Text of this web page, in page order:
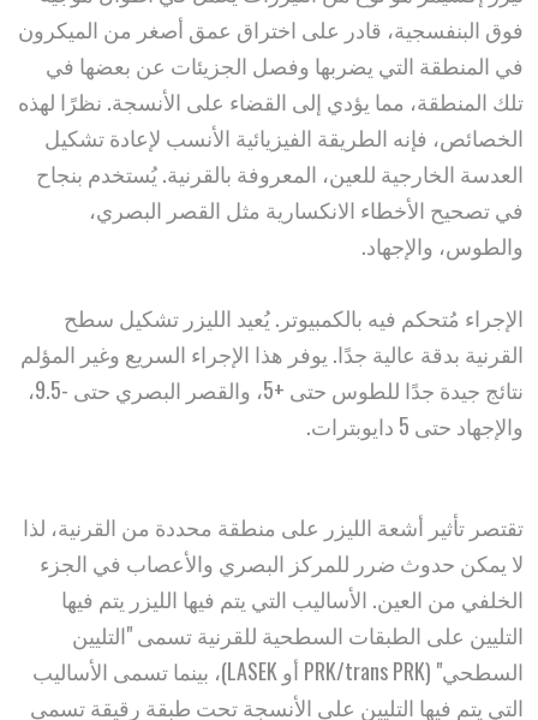
فوق البنفسجية، قادر على اختراق عمق أصغر من الميكرون
في المنطقة التي يضربها وفصل الجزيئات عن بعضها في
تلك المنطقة، مما يؤدي إلى القضاء على الأنسجة. نظرًا لهذه
الخصائص، فإنه الطريقة الفيزيائية الأنسب لإعادة تشكيل
العدسة الخارجية للعين، المعروفة بالقرنية. يُستخدم بنجاح
في تصحيح الأخطاء الانكسارية مثل القصر البصري،
والطوس، والإجهاد.
الإجراء مُتحكم فيه بالكمبيوتر. يُعيد الليزر تشكيل سطح
القرنية بدقة عالية جدًا. يوفر هذا الإجراء السريع وغير المؤلم
نتائج جيدة جدًا للطوس حتى +5، والقصر البصري حتى -9.5،
والإجهاد حتى 5 دايوبترات.
تقتصر تأثير أشعة الليزر على منطقة محددة من القرنية، لذا
لا يمكن حدوث ضرر للمركز البصري والأعصاب في الجزء
الخلفي من العين. الأساليب التي يتم فيها الليزر يتم فيها
التليين على الطبقات السطحية للقرنية تسمى "التليين
السطحي" (PRK/trans PRK أو LASEK)، بينما تسمى الأساليب
التي يتم فيها التليين على الأنسجة تحت طبقة رقيقة تسمى